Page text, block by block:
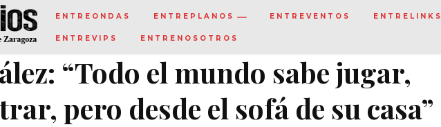
ENTREONDAS ENTREPLANOS ENTREVENTOS ENTRELINKS
ENTREVIPS ENTRENOSOTROS
“Todo el mundo sabe jugar,
pero desde el sofá de su casa”